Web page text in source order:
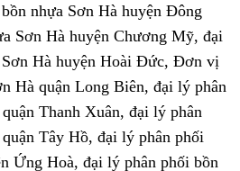
nhựa Sơn Hà huyện Đông
Sơn Hà huyện Chương Mỹ, đại
Hà huyện Hoài Đức, Đơn vị
Hà quận Long Biên, đại lý phân
Thanh Xuân, đại lý phân
Tây Hồ, đại lý phân phối
Ứng Hoà, đại lý phân phối bồn